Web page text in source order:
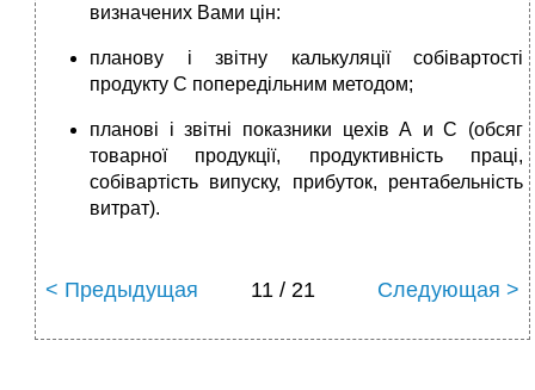
визначених Вами цін:
планову і звітну калькуляції собівартості
продукту С попередільним методом;
планові і звітні показники цехів А и С (обсяг
товарної продукції, продуктивність праці,
собівартість випуску, прибуток, рентабельність
витрат).
< Предыдущая 11 / 21 Следующая >